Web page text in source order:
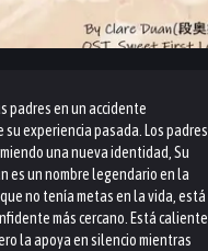
padres en un accidente
experiencia pasada. Los padres
una nueva identidad, Su
es un nombre legendario en la
no tenía metas en la vida, está
más cercano. Está caliente
la apoya en silencio mientras